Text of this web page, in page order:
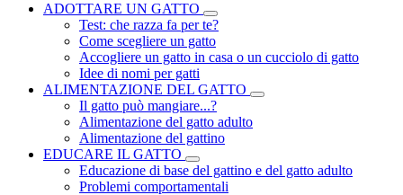
ADOTTARE UN GATTO
Test: che razza fa per te?
Come scegliere un gatto
Accogliere un gatto in casa o un cucciolo di gatto
Idee di nomi per gatti
ALIMENTAZIONE DEL GATTO
Il gatto può mangiare...?
Alimentazione del gatto adulto
Alimentazione del gattino
EDUCARE IL GATTO
Educazione di base del gattino e del gatto adulto
Problemi comportamentali